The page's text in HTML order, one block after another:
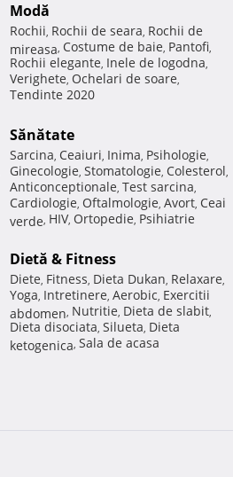
Modă
Rochii, Rochii de seara, Rochii de
mireasa, Costume de baie, Pantofi,
Rochii elegante, Inele de logodna,
Verighete, Ochelari de soare,
Tendinte 2020
Sănătate
Sarcina, Ceaiuri, Inima, Psihologie,
Ginecologie, Stomatologie, Colesterol,
Anticonceptionale, Test sarcina,
Cardiologie, Oftalmologie, Avort, Ceai
verde, HIV, Ortopedie, Psihiatrie
Dietă & Fitness
Diete, Fitness, Dieta Dukan, Relaxare,
Yoga, Intretinere, Aerobic, Exercitii
abdomen, Nutritie, Dieta de slabit,
Dieta disociata, Silueta, Dieta
ketogenica, Sala de acasa